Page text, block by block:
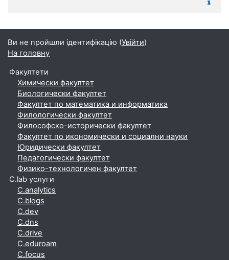
Ви не пройшли ідентифікацію (Увійти)
На головну
Факултети
Химически факултет
Биологически факултет
Факултет по математика и информатика
Филологически факултет
Философско-исторически факултет
Факултет по икономически и социални науки
Юридически факултет
Педагогически факултет
Физико-технологичен факултет
C.lab услуги
C.analytics
C.blogs
C.dev
C.dns
C.drive
C.eduroam
C.focus